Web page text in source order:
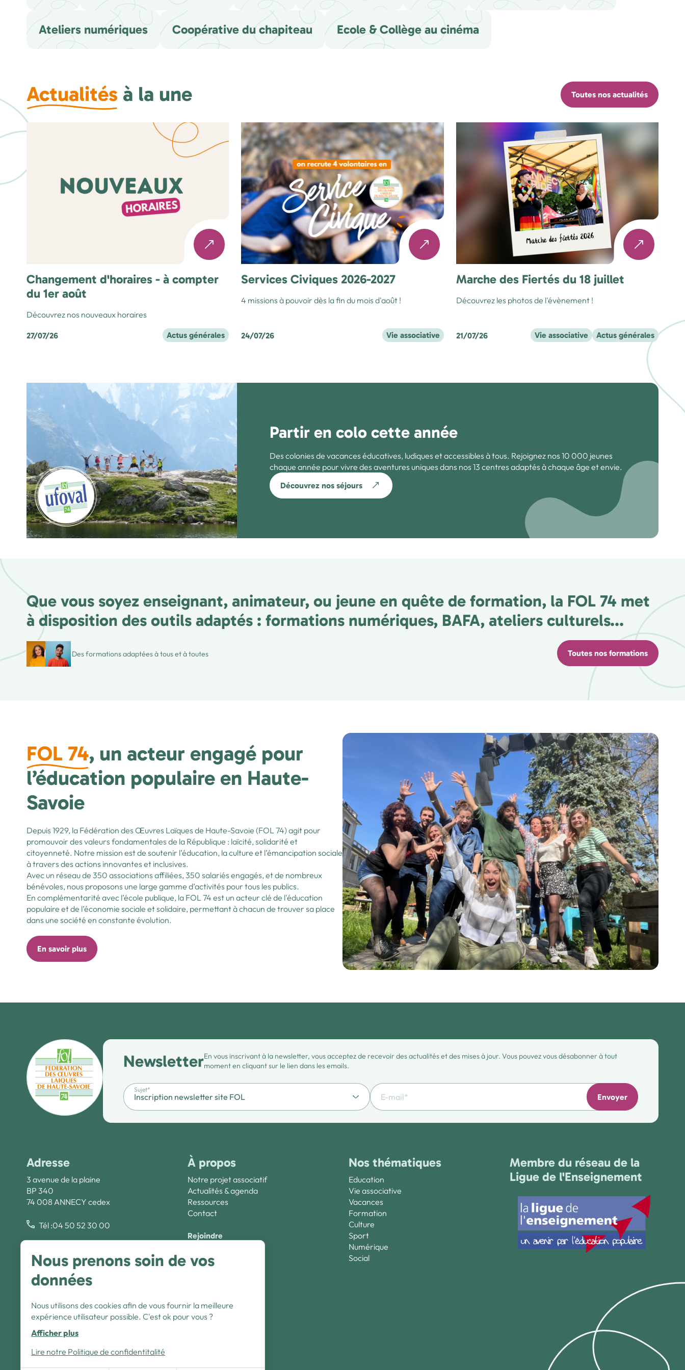
Ateliers numériques Coopérative du chapiteau Ecole & Collège au cinéma
Actualités à la une
Changement d'horaires - à compter
du 1er août
Découvrez nos nouveaux horaires
27/07/26 Actus générales
Services Civiques 2026-2027
4 missions à pouvoir dès la fin du mois d'août !
24/07/26 Vie associative
Marche des Fiertés du 18 juillet
Découvrez les photos de l'évènement !
21/07/26 Vie associative Actus générales
Toutes nos actualités
Partir en colo cette année
Des colonies de vacances éducatives, ludiques et accessibles à tous. Rejoignez nos 10 000 jeunes
chaque année pour vivre des aventures uniques dans nos 13 centres adaptés à chaque âge et envie.
Découvrez nos séjours
Que vous soyez enseignant, animateur, ou jeune en quête de formation, la FOL 74 met
à disposition des outils adaptés : formations numériques, BAFA, ateliers culturels...
Des formations adaptées à tous et à toutes Toutes nos formations
FOL 74, un acteur engagé pour
l’éducation populaire en Haute-
Savoie
Depuis 1929, la Fédération des Œuvres Laïques de Haute-Savoie (FOL 74) agit pour
promouvoir des valeurs fondamentales de la République : laïcité, solidarité et
citoyenneté. Notre mission est de soutenir l’éducation, la culture et l’émancipation sociale
à travers des actions innovantes et inclusives.
Avec un réseau de 350 associations affiliées, 350 salariés engagés, et de nombreux
bénévoles, nous proposons une large gamme d’activités pour tous les publics.
En complémentarité avec l’école publique, la FOL 74 est un acteur clé de l'éducation
populaire et de l’économie sociale et solidaire, permettant à chacun de trouver sa place
dans une société en constante évolution.
En savoir plus
NewsletterEn vous inscrivant à la newsletter, vous acceptez de recevoir des actualités et des mises à jour. Vous pouvez vous désabonner à tout
moment en cliquant sur le lien dans les emails.
Sujet*
Envoyer
Adresse
3 avenue de la plaine
BP 340
74 008 ANNECY cedex
Tél :04 50 52 30 00
Laïques de Haute-Savoie (FOL 74) est une
association loi 1901 d’éducation populaire,
complémentaire de l’école publique, actrice de
l’économie sociale et solidaire. Les actions que
fondent sur trois grands piliers : la laïcité,
comme combat ; l’éducation, comme grande
Nous suivre :
À propos
Notre projet associatif
Actualités & agenda
Ressources
Contact
Rejoindre
Nos thématiques
Education
Vie associative
Vacances
Formation
Culture
Sport
Numérique
Social
Membre du réseau de la
Ligue de l'Enseignement
Nous prenons soin de vos
données
Nous utilisons des cookies afin de vous fournir la meilleure
expérience utilisateur possible. C'est ok pour vous ?
Afficher plus
Lire notre Politique de confidentitalité